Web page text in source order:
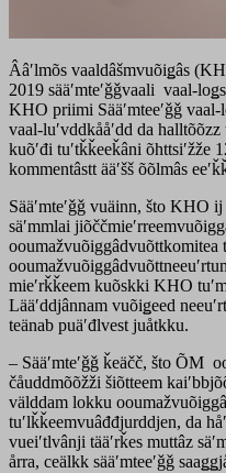
Ââʹlmõs vaaldâšmvuõiǥâs
2019 sääʹmteʹǧǧvaali vaal-
KHO priimi Sääʹmteeʹǧǧ vaal-
vaal-luʹvddkååʹdd da
kuõʹđi tuʹtǩǩeeǩâni õhttsiʹžže
kommentâstt ääʹšš õõlmâs
Sääʹmteʹǧǧ vuäinn, što KHO
säʹmmlai
ooumažvuõiggâdvuõttkomitea
mieʹrǩǩeem kuõskki KHO
Lääʹddjânnam vuõiǥeed
teänab puäʹđlvest juåtkku.
– Sääʹmteʹǧǧ ǩeäčč, što ÕM
čåuddmõõžži šiõtteem
välddam lokku
tuʹlǩǩeemvuâđđjurddjen, da
vueiʹtlvânji tääʹrǩes muttâz
årra, ceälkk sääʹmteeʹǧǧ